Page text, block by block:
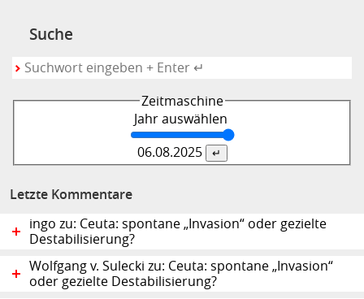
Suche
Zeitmaschine
Jahr auswählen
06.08.2025
Letzte Kommentare
ingo zu: Ceuta: spontane „Invasion“ oder gezielte
Destabilisierung?
Wolfgang v. Sulecki zu: Ceuta: spontane „Invasion“
oder gezielte Destabilisierung?